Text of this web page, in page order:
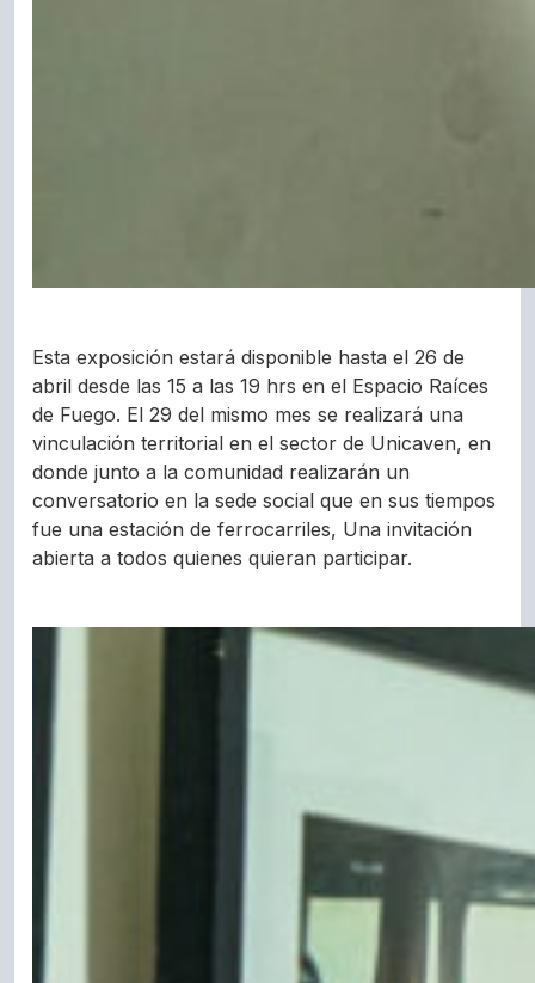
Esta exposición estará disponible hasta el 26 de
abril desde las 15 a las 19 hrs en el Espacio Raíces
de Fuego. El 29 del mismo mes se realizará una
vinculación territorial en el sector de Unicaven, en
donde junto a la comunidad realizarán un
conversatorio en la sede social que en sus tiempos
fue una estación de ferrocarriles, Una invitación
abierta a todos quienes quieran participar.